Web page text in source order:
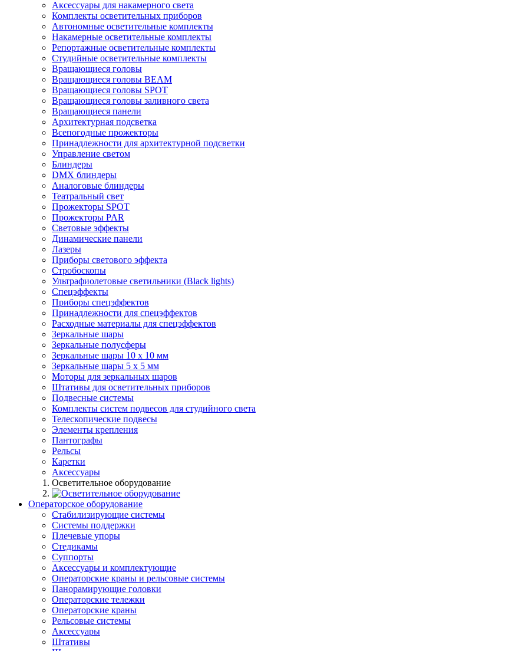
Аксессуары для накамерного света
Комплекты осветительных приборов
Автономные осветительные комплекты
Накамерные осветительные комплекты
Репортажные осветительные комплекты
Студийные осветительные комплекты
Вращающиеся головы
Вращающиеся головы BEAM
Вращающиеся головы SPOT
Вращающиеся головы заливного света
Вращающиеся панели
Архитектурная подсветка
Всепогодные прожекторы
Принадлежности для архитектурной подсветки
Управление светом
Блиндеры
DMX блиндеры
Аналоговые блиндеры
Театральный свет
Прожекторы SPOT
Прожекторы PAR
Световые эффекты
Динамические панели
Лазеры
Приборы светового эффекта
Стробоскопы
Ультрафиолетовые светильники (Black lights)
Спецэффекты
Приборы спецэффектов
Принадлежности для спецэффектов
Расходные материалы для спецэффектов
Зеркальные шары
Зеркальные полусферы
Зеркальные шары 10 х 10 мм
Зеркальные шары 5 х 5 мм
Моторы для зеркальных шаров
Штативы для осветительных приборов
Подвесные системы
Комплекты систем подвесов для студийного света
Телескопические подвесы
Элементы крепления
Пантографы
Рельсы
Каретки
Аксессуары
Осветительное оборудование
Операторское оборудование
Стабилизирующие системы
Системы поддержки
Плечевые упоры
Стедикамы
Суппорты
Аксессуары и комплектующие
Операторские краны и рельсовые системы
Панорамирующие головки
Операторские тележки
Операторские краны
Рельсовые системы
Аксессуары
Штативы